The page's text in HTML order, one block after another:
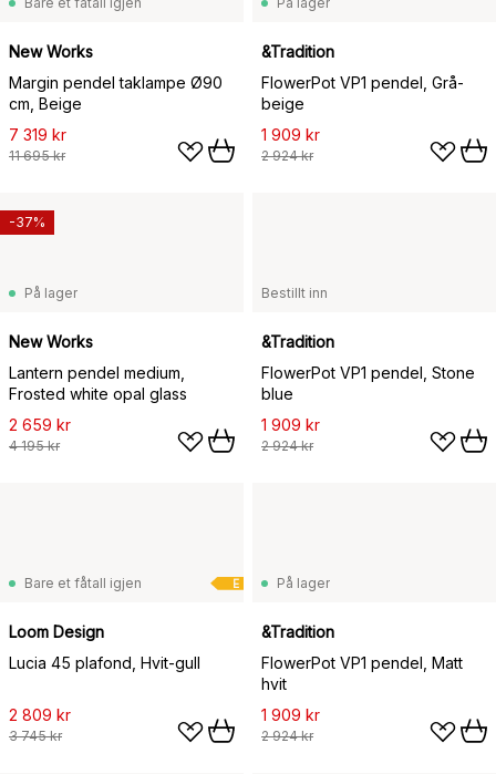
New Works
Margin pendel taklampe Ø90
cm, Beige
7 319 kr
11 695 kr
&Tradition
FlowerPot VP1 pendel, Grå-
beige
1 909 kr
2 924 kr
På lager
New Works
Lantern pendel medium,
Frosted white opal glass
2 659 kr
4 195 kr
-37%
Bestillt inn
&Tradition
FlowerPot VP1 pendel, Stone
blue
1 909 kr
2 924 kr
E
Bare et fåtall igjen
Loom Design
Lucia 45 plafond, Hvit-gull
2 809 kr
3 745 kr
På lager
&Tradition
FlowerPot VP1 pendel, Matt
hvit
1 909 kr
2 924 kr